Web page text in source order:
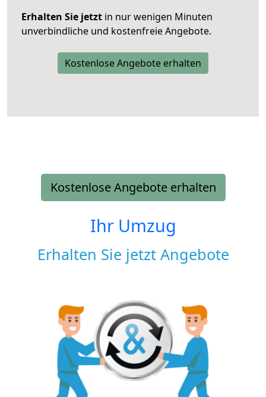
Erhalten Sie jetzt in nur wenigen Minuten
unverbindliche und kostenfreie Angebote.
Kostenlose Angebote erhalten
Kostenlose Angebote erhalten
Ihr Umzug
Erhalten Sie jetzt Angebote